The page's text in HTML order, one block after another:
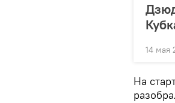
14 мая
На